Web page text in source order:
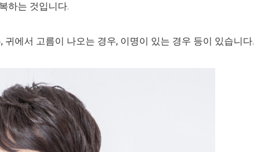
하는 것입니다.
에서 고름이 나오는 경우, 이명이 있는 경우 등이 있습니다.